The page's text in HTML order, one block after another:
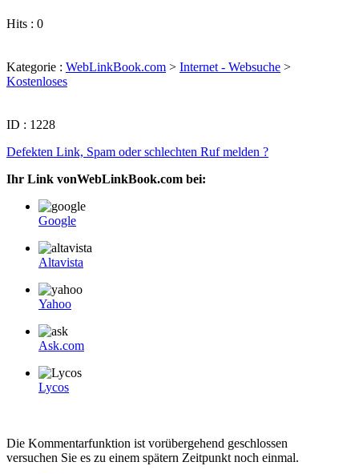
Hits : 0
Kategorie : WebLinkBook.com > Internet - Websuche >
Kostenloses
ID : 1228
Defekten Link, Spam oder schlechten Ruf melden ?
Ihr Link vonWebLinkBook.com bei:
Google
Altavista
Yahoo
Ask.com
Lycos
Die Kommentarfunktion ist vorübergehend geschlossen
versuchen Sie es zu einem spätern Zeitpunkt noch einmal.